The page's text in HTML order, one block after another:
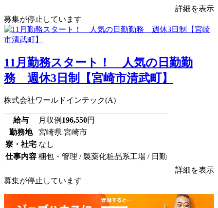
詳細を表示
募集が停止しています
11月勤務スタート！ 人気の日勤勤
務 週休3日制【宮崎市清武町】
株式会社ワールドインテック(A)
給与 月収例 196,550円
勤務地
宮崎県 宮崎市
寮・社宅 なし
仕事内容 梱包・管理 / 製薬化粧品系工場 / 日勤
詳細を表示
募集が停止しています